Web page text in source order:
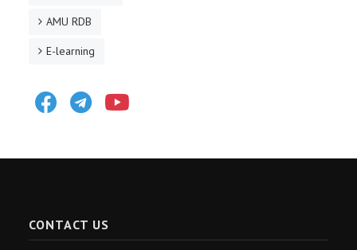
AMU RDB
E-learning
FacebookTelegram
CONTACT US